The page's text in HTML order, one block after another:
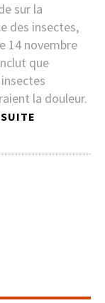
sur la
des insectes,
14 novembre
que
la douleur.